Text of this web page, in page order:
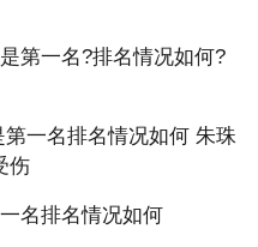
第一名?排名情况如何?
名排名情况如何